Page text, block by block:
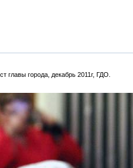
главы города, декабрь 2011г, ГДО.